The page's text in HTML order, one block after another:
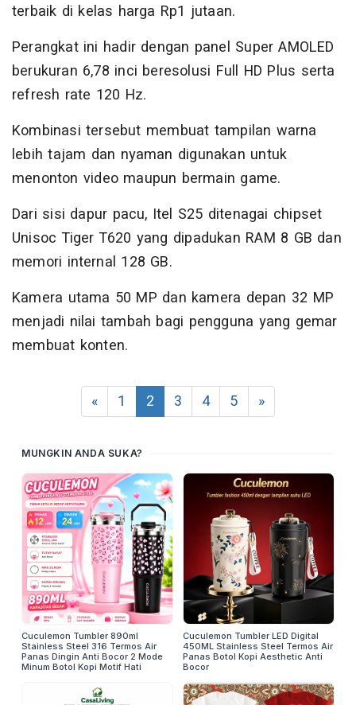
terbaik di kelas harga Rp1 jutaan.
Perangkat ini hadir dengan panel Super AMOLED
berukuran 6,78 inci beresolusi Full HD Plus serta
refresh rate 120 Hz.
Kombinasi tersebut membuat tampilan warna
lebih tajam dan nyaman digunakan untuk
menonton video maupun bermain game.
Dari sisi dapur pacu, Itel S25 ditenagai chipset
Unisoc Tiger T620 yang dipadukan RAM 8 GB dan
memori internal 128 GB.
Kamera utama 50 MP dan kamera depan 32 MP
menjadi nilai tambah bagi pengguna yang gemar
membuat konten.
« 1 2 3 4 5 »